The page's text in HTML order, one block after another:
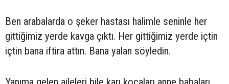
Ben arabalarda o şeker hastası halimle seninle her
gittiğimiz yerde kavga çıktı. Her gittiğimiz yerde içtin
içtin bana iftira attın. Bana yalan söyledin.